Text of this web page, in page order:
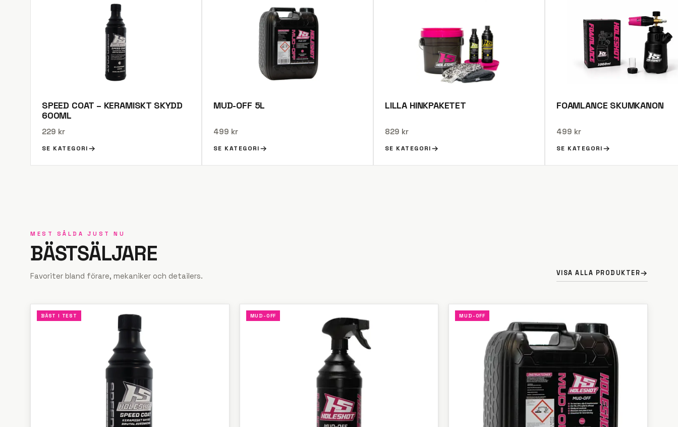
SPEED COAT – KERAMISKT SKYDD
600ML
229 kr
SE KATEGORI
MUD-OFF 5L
499 kr
SE KATEGORI
LILLA HINKPAKETET
829 kr
SE KATEGORI
FOAMLANCE SKUMKANON
499 kr
SE KATEGORI
MEST SÅLDA JUST NU
BÄSTSÄLJARE
Favoriter bland förare, mekaniker och detailers. VISA ALLA PRODUKTER
BÄST I TEST MUD-OFF MUD-OFF